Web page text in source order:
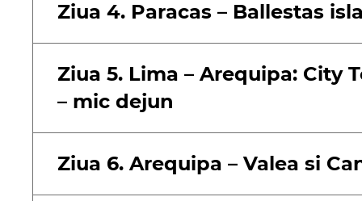
Ziua 4. Paracas – Ballestas
Ziua 5. Lima – Arequipa: City
– mic dejun
Ziua 6. Arequipa – Valea si